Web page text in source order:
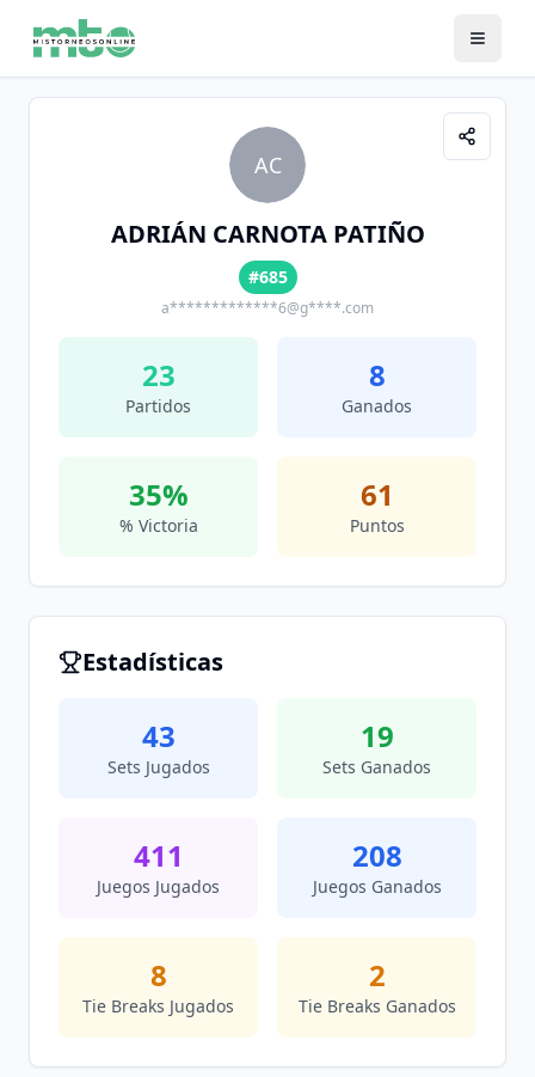
AC
ADRIÁN CARNOTA PATIÑO
#685
a*************6@g****.com
23
Partidos
8
Ganados
35%
% Victoria
61
Puntos
Estadísticas
43
Sets Jugados
19
Sets Ganados
411
Juegos Jugados
208
Juegos Ganados
8
Tie Breaks Jugados
2
Tie Breaks Ganados